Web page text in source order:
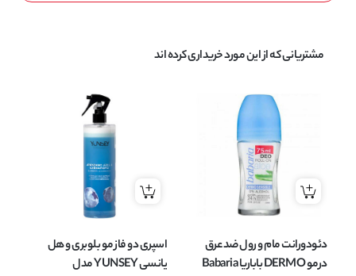
مشتریانی که از این مورد خریداری کرده اند
دئودورانت مام و رول ضد عرق
درمو DERMO باباریا Babaria
اسپری دو فاز مو بلوبری و هل
یانسی YUNSEY مدل